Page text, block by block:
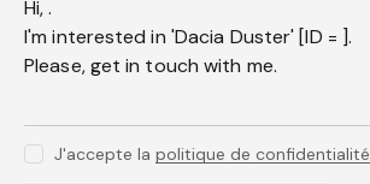
J'accepte lapolitique de confidentialité